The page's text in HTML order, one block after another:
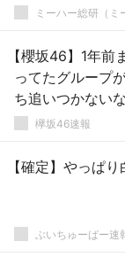
ミーハー総研（ミ
【櫻坂46】1年
ってたグループ
ち追いつかない
欅坂46速報
【確定】やっぱ
ぶいちゅーばー速